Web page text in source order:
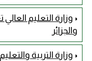
وزارة التعليم
والجزائر
وزارة التربية